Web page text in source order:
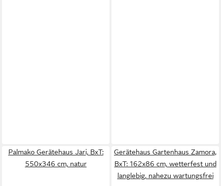
Palmako Gerätehaus Jari, BxT:
550x346 cm, natur
Gerätehaus Gartenhaus Zamora,
BxT: 162x86 cm, wetterfest und
langlebig, nahezu wartungsfrei